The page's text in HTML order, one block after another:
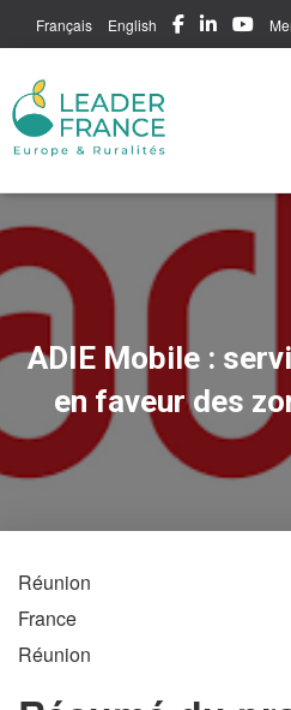
Français English
ADIE Mobile :
en faveur des
Réunion
France
Réunion